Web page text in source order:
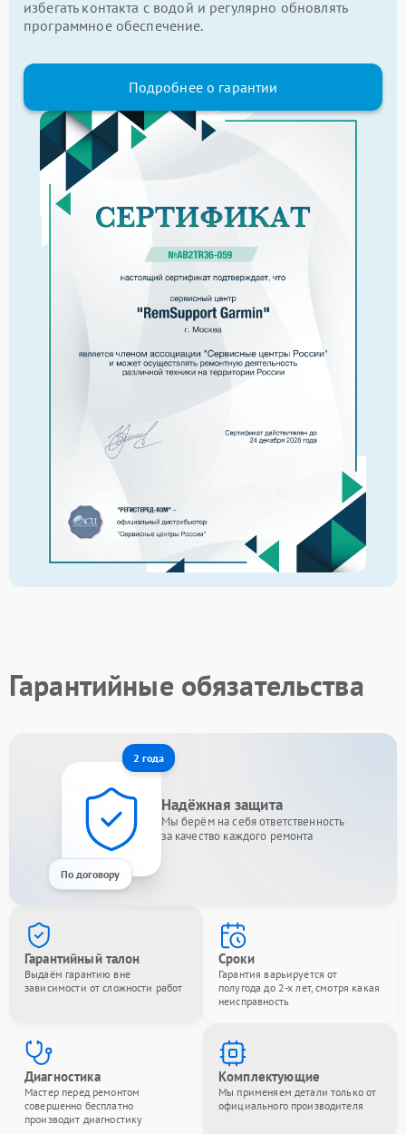
избегать контакта с водой и регулярно обновлять
программное обеспечение.
Подробнее о гарантии
Гарантийные обязательства
2 года
По договору
Надёжная защита
Мы берём на себя ответственность
за качество каждого ремонта
Гарантийный талон
Выдаём гарантию вне
зависимости от сложности работ
Сроки
Гарантия варьируется от
полугода до 2-х лет, смотря какая
неисправность
Диагностика
Мастер перед ремонтом
совершенно бесплатно
производит диагностику
Комплектующие
Мы применяем детали только от
официального производителя